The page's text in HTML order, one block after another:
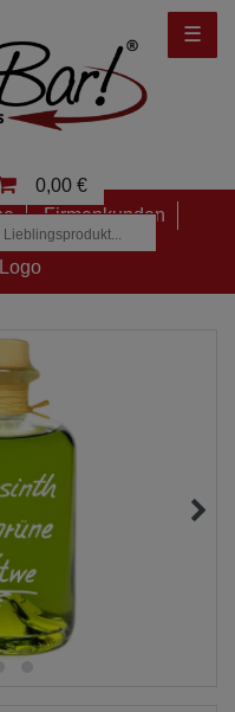
0,00 €
Firmenkunden
☰